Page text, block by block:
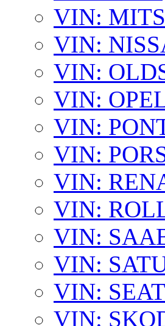
VIN:
VIN:
VIN:
VIN:
VIN:
VIN:
VIN:
VIN:
VIN:
VIN:
VIN: SEAT
VIN: